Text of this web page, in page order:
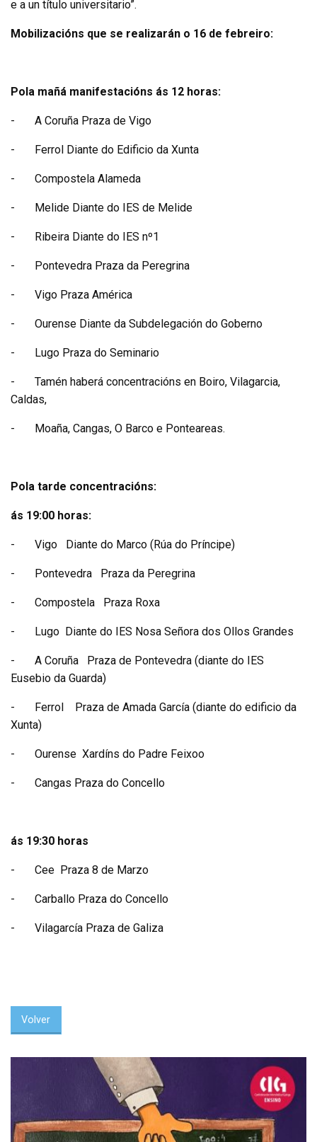
e a un título universitario”.
Mobilizacións que se realizarán o 16 de febreiro:
Pola mañá manifestacións ás 12 horas:
- A Coruña Praza de Vigo
- Ferrol Diante do Edificio da Xunta
- Compostela Alameda
- Melide Diante do IES de Melide
- Ribeira Diante do IES nº1
- Pontevedra Praza da Peregrina
- Vigo Praza América
- Ourense Diante da Subdelegación do Goberno
- Lugo Praza do Seminario
-
Tamén haberá concentracións en Boiro, Vilagarcia,
Caldas,
- Moaña, Cangas, O Barco e Ponteareas.
Pola tarde concentracións:
ás 19:00 horas:
- Vigo Diante do Marco (Rúa do Príncipe)
- Pontevedra Praza da Peregrina
- Compostela Praza Roxa
- Lugo Diante do IES Nosa Señora dos Ollos Grandes
-
A Coruña Praza de Pontevedra (diante do IES
Eusebio da Guarda)
-
Ferrol Praza de Amada García (diante do edificio da
Xunta)
- Ourense Xardíns do Padre Feixoo
- Cangas Praza do Concello
ás 19:30 horas
- Cee Praza 8 de Marzo
- Carballo Praza do Concello
- Vilagarcía Praza de Galiza
Volver